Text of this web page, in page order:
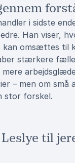
i sidste
Han viser,
kan omsættes til
stærkere
– men om små
stor forskel.
til